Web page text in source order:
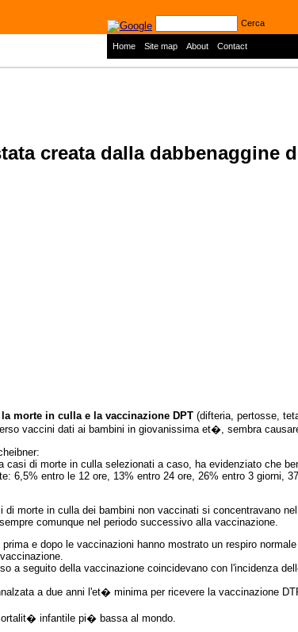
Cerca
Home Site map About Contact
creata dalla dabbenaggine
morte in culla e la vaccinazione DPT (difteria, pertosse,
vaccini dati ai bambini in giovanissima et�, sembra
casi di morte in culla selezionati a caso, ha evidenziato che
6,5% entro le 12 ore, 13% entro 24 ore, 26% entro 3 giorni,
morte in culla dei bambini non vaccinati si concentravano
comunque nel periodo successivo alla vaccinazione.
prima e dopo le vaccinazioni hanno mostrato un respiro
a seguito della vaccinazione coincidevano con l'incidenza
a due anni l'et� minima per ricevere la vaccinazione
infantile pi� bassa al mondo.